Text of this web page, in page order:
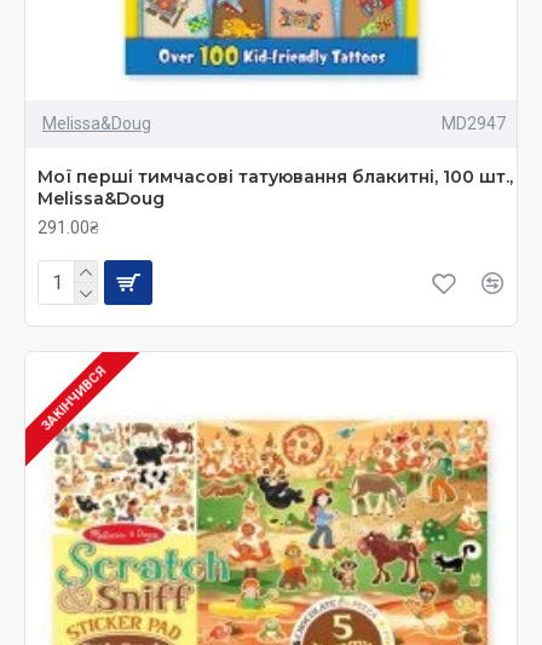
Melissa&Doug MD2947
Мої перші тимчасові татуювання блакитні, 100 шт.,
Melissa&Doug
291.00₴
ЗАКІНЧИВСЯ